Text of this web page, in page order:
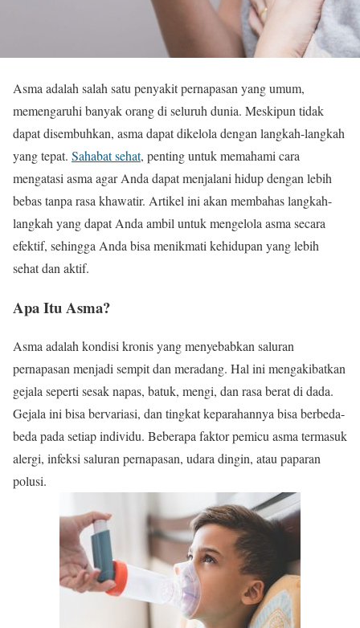
Asma adalah salah satu penyakit pernapasan yang umum,
memengaruhi banyak orang di seluruh dunia. Meskipun tidak
dapat disembuhkan, asma dapat dikelola dengan langkah-langkah
yang tepat. Sahabat sehat, penting untuk memahami cara
mengatasi asma agar Anda dapat menjalani hidup dengan lebih
bebas tanpa rasa khawatir. Artikel ini akan membahas langkah-
langkah yang dapat Anda ambil untuk mengelola asma secara
efektif, sehingga Anda bisa menikmati kehidupan yang lebih
sehat dan aktif.
Apa Itu Asma?
Asma adalah kondisi kronis yang menyebabkan saluran
pernapasan menjadi sempit dan meradang. Hal ini mengakibatkan
gejala seperti sesak napas, batuk, mengi, dan rasa berat di dada.
Gejala ini bisa bervariasi, dan tingkat keparahannya bisa berbeda-
beda pada setiap individu. Beberapa faktor pemicu asma termasuk
alergi, infeksi saluran pernapasan, udara dingin, atau paparan
polusi.